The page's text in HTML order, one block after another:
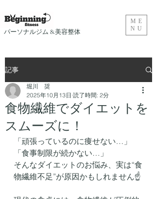
​パーソナルジム &美容整体
ME
NU
記事
食物繊維でダイエットを
スムーズに！
堀川 奨
2025年10月13日 読了時間: 2分
「頑張っているのに痩せない…」
「食事制限が続かない…」
そんなダイエットのお悩み、実は“食
物繊維不足”が原因かもしれません☝️